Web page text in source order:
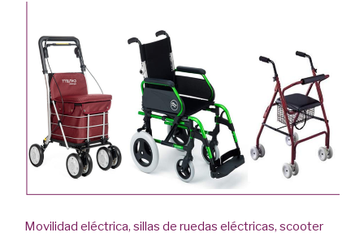
Movilidad eléctrica, sillas de ruedas eléctricas, scooter